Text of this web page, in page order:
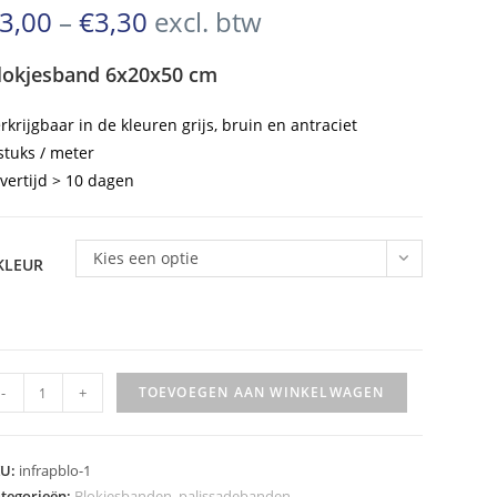
€3,63
– €3,30 Prijsklasse:
€3,00
€3,30
excl. btw
6x20x50 cm
in de kleuren grijs, bruin en antraciet
/ meter
> 10 dagen
Kies een optie
- + TOEVOEGEN AAN WINKELWAGEN
infrapblo-1